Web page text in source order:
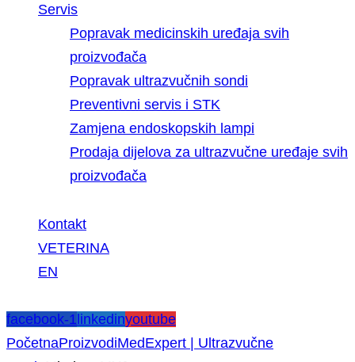
Servis
Popravak medicinskih uređaja svih
proizvođača
Popravak ultrazvučnih sondi
Preventivni servis i STK
Zamjena endoskopskih lampi
Prodaja dijelova za ultrazvučne uređaje svih
proizvođača
Kontakt
VETERINA
EN
facebook-1 linkedinyoutube
PočetnaProizvodiMedExpert | Ultrazvučne